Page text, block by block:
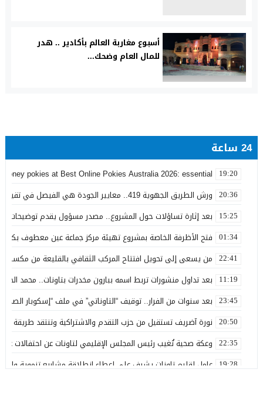
أسبوع مغاربة العالم بأكادير .. هدر
للمال العام وضحك...
24 ساعة
19:20
pokies at Best Online Pokies Australia 2026: essential
20:36 ورش الطريق الجهوية 419.. معايير الجودة هي الفيصل في تقييم مشاريع البنية التحتية
15:25 بعد إثارة تساؤلات حول المشروع.. مصدر مسؤول يقدم توضيحات
01:34 فتح الأظرفة الخاصة بمشروع تهيئة مركز جماعة عين معطوف بكلفة تناهز 22.86
22:41 من يسعى إلى تحويل افتتاح المركب الثقافي بالقليعة من مكسب
11:19 بعد تداول منشورات تربط اسمه ببارون مخدرات بتاونات.. محمد
23:45 بعد سنوات من الفرار.. توقيف “التاوناتي” في ملف “إسكوبار
20:50 نورة آضريف تستقيل من حزب التقدم والاشتراكية وتنتقد طريقة
22:35 وعكة صحية تُغيب رئيس المجلس الإقليمي لتاونات عن احتفالات
19:28 عامل إقليم تاونات يشرف على إعطاء انطلاقة مشاريع تنموية